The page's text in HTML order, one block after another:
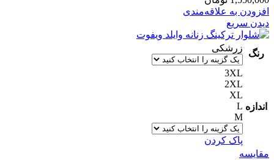
افزودن به علاقه‌مندی
دیدن سریع
رنگ
زرشکی
اندازه
3XL
2XL
XL
L
M
پاک کردن
مقایسه